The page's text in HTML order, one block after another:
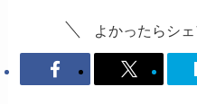
よかったらシ